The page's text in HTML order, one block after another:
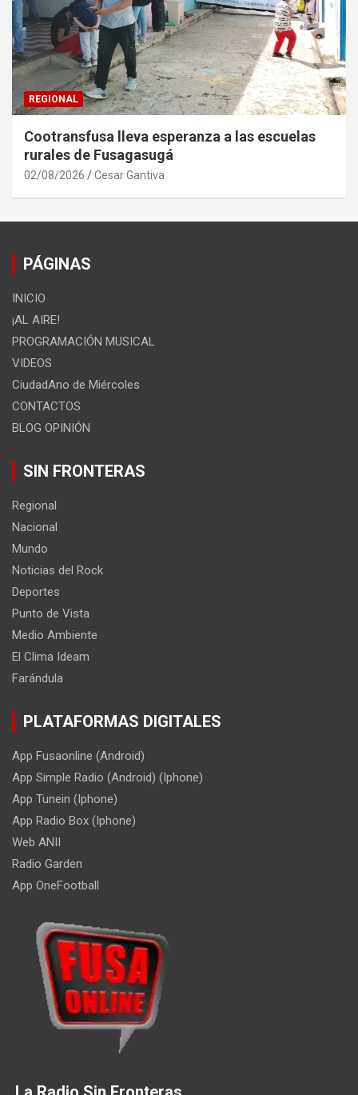
REGIONAL
Cootransfusa lleva esperanza a las escuelas
rurales de Fusagasugá
02/08/2026 Cesar Gantiva
PÁGINAS
INICIO
¡AL AIRE!
PROGRAMACIÓN MUSICAL
VIDEOS
CiudadAno de Miércoles
CONTACTOS
BLOG OPINIÓN
SIN FRONTERAS
Regional
Nacional
Mundo
Noticias del Rock
Deportes
Punto de Vista
Medio Ambiente
El Clima Ideam
Farándula
PLATAFORMAS DIGITALES
App Fusaonline (Android)
App Simple Radio (Android) (Iphone)
App Tunein (Iphone)
App Radio Box (Iphone)
Web ANII
Radio Garden
App OneFootball